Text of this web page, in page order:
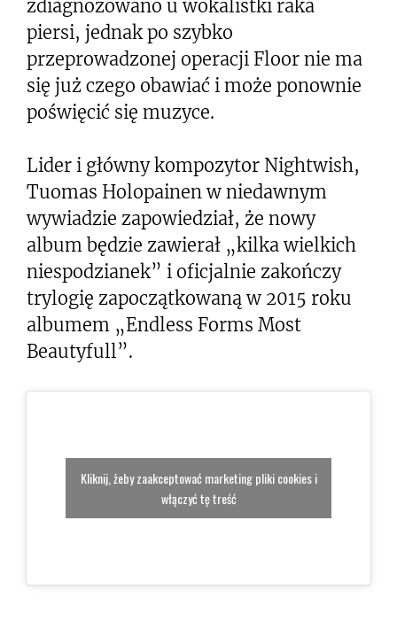
zdiagnozowano u wokalistki raka
piersi, jednak po szybko
przeprowadzonej operacji Floor nie ma
się już czego obawiać i może ponownie
poświęcić się muzyce.
Lider i główny kompozytor Nightwish,
Tuomas Holopainen w niedawnym
wywiadzie zapowiedział, że nowy
album będzie zawierał „kilka wielkich
niespodzianek” i oficjalnie zakończy
trylogię zapoczątkowaną w 2015 roku
albumem „Endless Forms Most
Beautyfull”.
Kliknij, żeby zaakceptować marketing pliki cookies i
włączyć tę treść